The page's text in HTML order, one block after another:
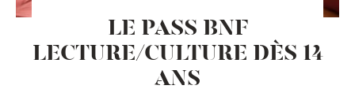
LE PASS BNF
LECTURE/CULTURE DÈS 14
ANS